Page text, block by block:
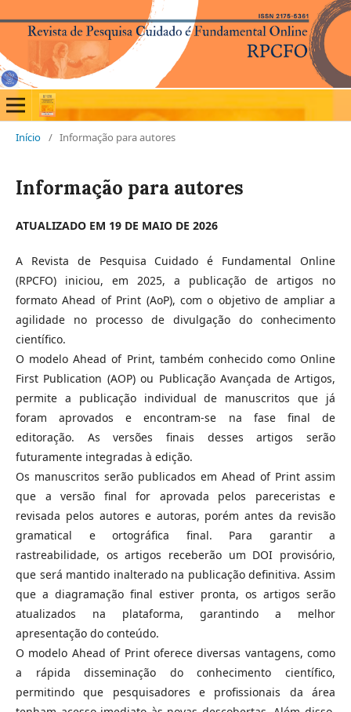
Início / Informação para autores
Informação para autores
ATUALIZADO EM 19 DE MAIO DE 2026
A Revista de Pesquisa Cuidado é Fundamental Online
(RPCFO) iniciou, em 2025, a publicação de artigos no
formato Ahead of Print (AoP), com o objetivo de ampliar a
agilidade no processo de divulgação do conhecimento
científico.
O modelo Ahead of Print, também conhecido como Online
First Publication (AOP) ou Publicação Avançada de Artigos,
permite a publicação individual de manuscritos que já
foram aprovados e encontram-se na fase final de
editoração. As versões finais desses artigos serão
futuramente integradas à edição.
Os manuscritos serão publicados em Ahead of Print assim
que a versão final for aprovada pelos pareceristas e
revisada pelos autores e autoras, porém antes da revisão
gramatical e ortográfica final. Para garantir a
rastreabilidade, os artigos receberão um DOI provisório,
que será mantido inalterado na publicação definitiva. Assim
que a diagramação final estiver pronta, os artigos serão
atualizados na plataforma, garantindo a melhor
apresentação do conteúdo.
O modelo Ahead of Print oferece diversas vantagens, como
a rápida disseminação do conhecimento científico,
permitindo que pesquisadores e profissionais da área